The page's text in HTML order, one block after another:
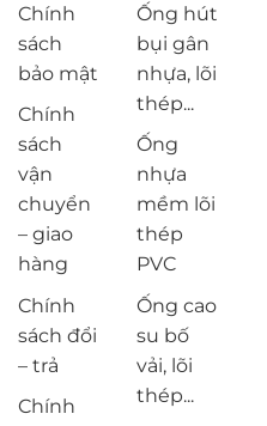
Chính
sách
bảo mật
Chính
sách
vận
chuyển
– giao
hàng
Chính
sách đổi
– trả
Chính
Ống hút
bụi gân
nhựa, lõi
thép...
Ống
nhựa
mềm lõi
thép
PVC
Ống cao
su bố
vải, lõi
thép...